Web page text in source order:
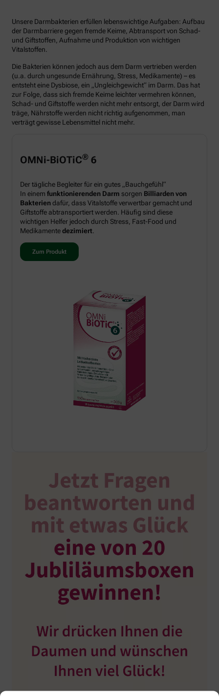
Unsere Darmbakterien erfüllen lebenswichtige Aufgaben: Aufbau
der Darmbarriere gegen fremde Keime, Abtransport von Schad-
und Giftstoffen, Aufnahme und Produktion von wichtigen
Vitalstoffen.
Die Bakterien können jedoch aus dem Darm vertrieben werden
(u.a. durch ungesunde Ernährung, Stress, Medikamente) – es
entsteht eine Dysbiose, ein „Ungleichgewicht“ im Darm. Das hat
zur Folge, dass sich fremde Keime leichter vermehren können,
Schad- und Giftstoffe werden nicht mehr entsorgt, der Darm wird
träge, Nährstoffe werden nicht richtig aufgenommen, man
verträgt gewisse Lebensmittel nicht mehr.
OMNi-BiOTiC® 6
Der tägliche Begleiter für ein gutes „Bauchgefühl“
In einem funktionierenden Darm sorgen Billiarden von
Bakteriendafür, dass Vitalstoffe verwertbar gemacht und
Giftstoffe abtransportiert werden. Häufig sind diese
wichtigen Helfer jedoch durch Stress, Fast-Food und
Medikamentedezimiert.
Zum Produkt